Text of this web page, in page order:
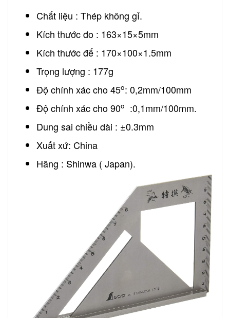
Chất liệu : Thép không gỉ.
Kích thước đo : 163×15×5mm
Kích thước đế : 170×100×1.5mm
Trọng lượng : 177g
Độ chính xác cho 45o: 0,2mm/100mm
Độ chính xác cho 90o
:0,1mm/100mm.
Dung sai chiều dài : ±0.3mm
Xuất xứ: China
Hãng : Shinwa ( Japan).